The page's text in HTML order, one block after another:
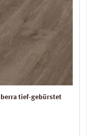
tief-gebürstet